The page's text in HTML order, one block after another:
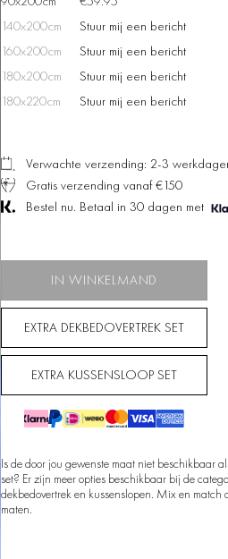
140x200cm
Stuur mij een bericht
160x200cm
Stuur mij een bericht
180x200cm
Stuur mij een bericht
180x220cm
Stuur mij een bericht
Verwachte verzending: 2-3
Gratis verzending vanaf €150
Bestel nu. Betaal in 30 dagen met
IN WINKELMAND
EXTRA DEKBEDOVERTREK SET
EXTRA KUSSENSLOOP SET
Is de door jou gewenste maat niet beschikbaar
set? Er zijn meer opties beschikbaar bij de
dekbedovertrek en kussenslopen. Mix en match
maten.